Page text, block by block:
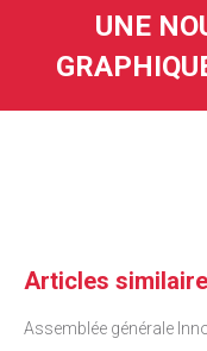
UNE
Articles
Assemblée générale